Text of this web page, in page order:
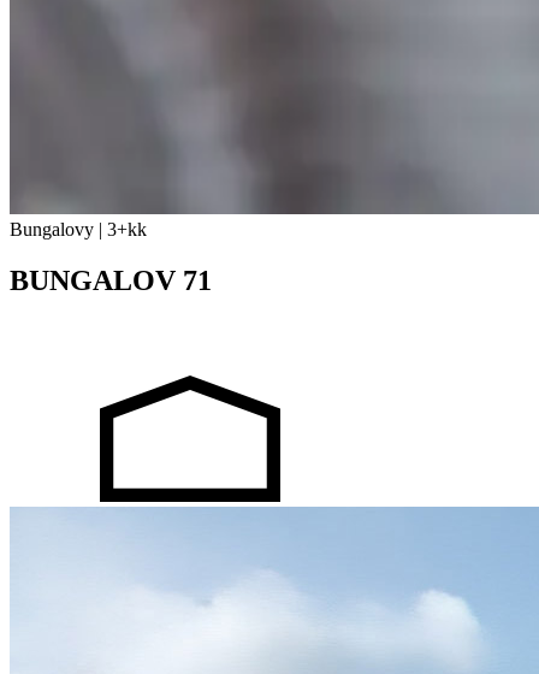
Bungalovy | 3+kk
BUNGALOV 71